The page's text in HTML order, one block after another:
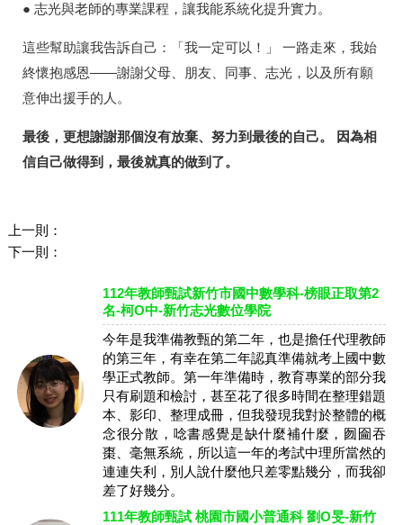
● 志光與老師的專業課程，讓我能系統化提升實力。
這些幫助讓我告訴自己：「我一定可以！」 一路走來，我始
終懷抱感恩——謝謝父母、朋友、同事、志光，以及所有願
意伸出援手的人。
最後，更想謝謝那個沒有放棄、努力到最後的自己。 因為相
信自己做得到，最後就真的做到了。
上一則：
下一則：
112年教師甄試新竹市國中數學科-榜眼正取第2
名-柯O中-新竹志光數位學院
今年是我準備教甄的第二年，也是擔任代理教師
的第三年，有幸在第二年認真準備就考上國中數
學正式教師。第一年準備時，教育專業的部分我
只有刷題和檢討，甚至花了很多時間在整理錯題
本、影印、整理成冊，但我發現我對於整體的概
念很分散，唸書感覺是缺什麼補什麼，囫圇吞
棗、毫無系統，所以這一年的考試中理所當然的
連連失利，別人說什麼他只差零點幾分，而我卻
差了好幾分。
111年教師甄試 桃園市國小普通科 劉O旻-新竹